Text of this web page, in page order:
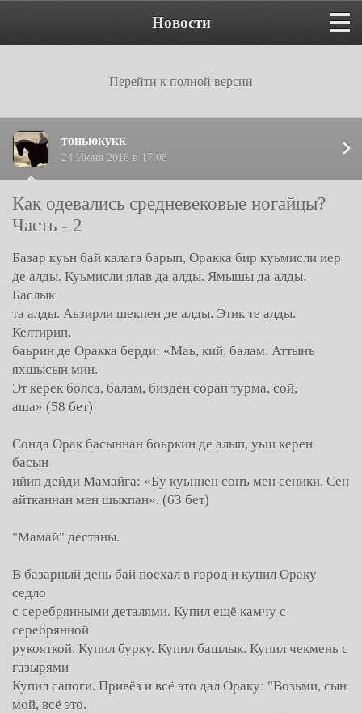
Новости
Перейти к полной версии
тоньюкукк
24 Июня 2018 в 17:08
Как одевались средневековые ногайцы?
Часть - 2
Базар куьн бай калага барып, Оракка бир куьмисли иер
де алды. Куьмисли ялав да алды. Ямышы да алды.
Баслык
та алды. Аьзирли шекпен де алды. Этик те алды.
Келтирип,
баьрин де Оракка берди: «Маь, кий, балам. Аттынъ
яхшысын мин.
Эт керек болса, балам, бизден сорап турма, сой,
аша» (58 бет)
Сонда Орак басыннан боьркин де алып, уьш керен
басын
ийип дейди Мамайга: «Бу куьннен сонъ мен сеники. Сен
айтканнан мен шыкпан». (63 бет)
"Мамай" дестаны.
В базарный день бай поехал в город и купил Ораку
седло
с серебрянными деталями. Купил ещё камчу с
серебрянной
рукояткой. Купил бурку. Купил башлык. Купил чекмень с
газырями
Купил сапоги. Привёз и всё это дал Ораку: "Возьми, сын
мой, всё это.